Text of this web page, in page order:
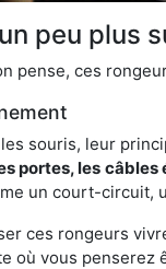
peu plus
pense, ces
souris, leur
portes, les câbles
un court-circuit,
ces rongeurs
où vous penserez